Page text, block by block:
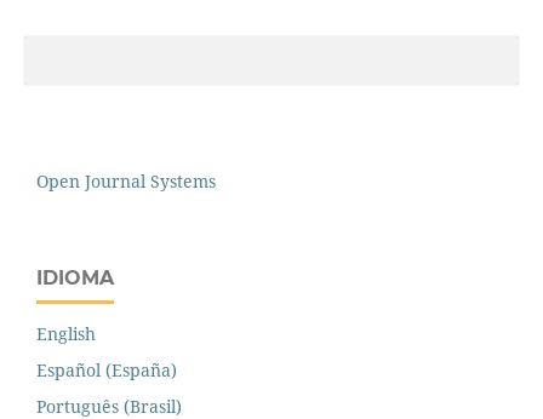
Open Journal Systems
IDIOMA
English
Español (España)
Português (Brasil)